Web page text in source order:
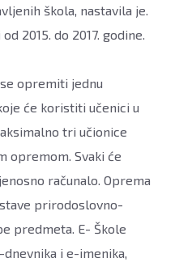
škola, nastavila je.
2015. do 2017. godine.
opremiti jednu
će koristiti učenici u
tri učionice
opremom. Svaki će
računalo. Oprema
prirodoslovno-
predmeta. E- Škole
i e-imenika,